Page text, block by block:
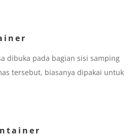
dibuka pada bagian sisi samping
tersebut, biasanya dipakai untuk